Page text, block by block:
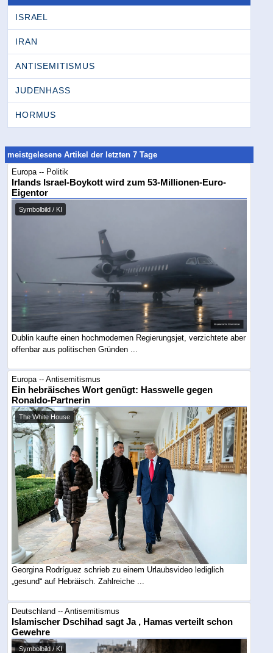
ISRAEL
IRAN
ANTISEMITISMUS
JUDENHASS
HORMUS
meistgelesene Artikel der letzten 7 Tage
Europa -- Politik
Irlands Israel-Boykott wird zum 53-Millionen-Euro-
Eigentor
Symbolbild / KI
Dublin kaufte einen hochmodernen Regierungsjet, verzichtete aber
offenbar aus politischen Gründen ...
Europa -- Antisemitismus
Ein hebräisches Wort genügt: Hasswelle gegen
Ronaldo-Partnerin
The White House
Georgina Rodríguez schrieb zu einem Urlaubsvideo lediglich
„gesund“ auf Hebräisch. Zahlreiche ...
Deutschland -- Antisemitismus
Islamischer Dschihad sagt Ja , Hamas verteilt schon
Gewehre
Symbolbild / KI